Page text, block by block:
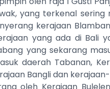
yang terkenal
kerajaan
yang ada di Bali
yang sekarang
daerah Tabanan,
Bangli dan